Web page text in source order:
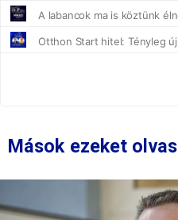
Mások ezeket